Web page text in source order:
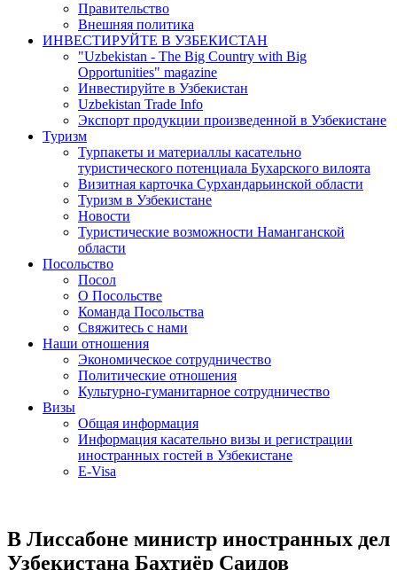
Правительство
Внешняя политика
ИНВЕСТИРУЙТЕ В УЗБЕКИСТАН
"Uzbekistan - The Big Country with Big
Opportunities" magazine
Инвестируйте в Узбекистан
Uzbekistan Trade Info
Экспорт продукции произведенной в Узбекистане
Туризм
Турпакеты и материаллы касательно
туристического потенциала Бухарского вилоята
Визитная карточка Сурхандарьинской области
Туризм в Узбекистане
Новости
Туристические возможности Наманганской
области
Посольство
Посол
О Посольстве
Команда Посольства
Свяжитесь с нами
Наши отношения
Экономическое сотрудничество
Политические отношения
Культурно-гуманитарное сотрудничество
Визы
Общая информация
Информация касательно визы и регистрации
иностранных гостей в Узбекистане
E-Visa
В Лиссабоне министр иностранных дел
Узбекистана Бахтиёр Саидов